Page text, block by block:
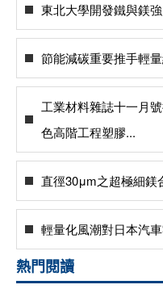
東北大學開發鐵與鎂
節能減碳重要推手輕
工業材料雜誌十一月
色高階工程塑膠...
直徑30μm之超極細鎂
輕量化風潮對日本汽
熱門閱讀